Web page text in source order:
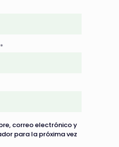
*
correo electrónico y
para la próxima vez